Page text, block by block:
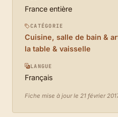
France entière
CATÉGORIE
Cuisine, salle de bain &
la table & vaisselle
LANGUE
Français
Fiche mise à jour le 21 février